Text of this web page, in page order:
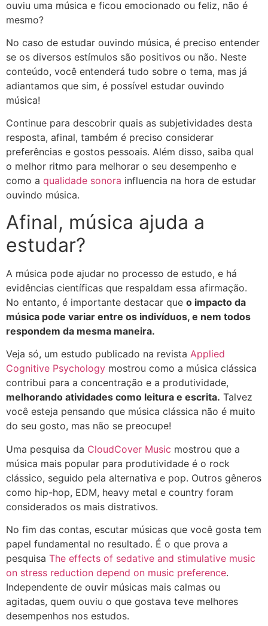
ouviu uma música e ficou emocionado ou feliz, não é
mesmo?
No caso de estudar ouvindo música, é preciso entender
se os diversos estímulos são positivos ou não. Neste
conteúdo, você entenderá tudo sobre o tema, mas já
adiantamos que sim, é possível estudar ouvindo
música!
Continue para descobrir quais as subjetividades desta
resposta, afinal, também é preciso considerar
preferências e gostos pessoais. Além disso, saiba qual
o melhor ritmo para melhorar o seu desempenho e
como a qualidade sonora influencia na hora de estudar
ouvindo música.
Afinal, música ajuda a
estudar?
A música pode ajudar no processo de estudo, e há
evidências científicas que respaldam essa afirmação.
No entanto, é importante destacar que o impacto da
música pode variar entre os indivíduos, e nem todos
respondem da mesma maneira.
Veja só, um estudo publicado na revista Applied
Cognitive Psychology mostrou como a música clássica
contribui para a concentração e a produtividade,
melhorando atividades como leitura e escrita. Talvez
você esteja pensando que música clássica não é muito
do seu gosto, mas não se preocupe!
Uma pesquisa da CloudCover Music mostrou que a
música mais popular para produtividade é o rock
clássico, seguido pela alternativa e pop. Outros gêneros
como hip-hop, EDM, heavy metal e country foram
considerados os mais distrativos.
No fim das contas, escutar músicas que você gosta tem
papel fundamental no resultado. É o que prova a
pesquisa The effects of sedative and stimulative music
on stress reduction depend on music preference.
Independente de ouvir músicas mais calmas ou
agitadas, quem ouviu o que gostava teve melhores
desempenhos nos estudos.